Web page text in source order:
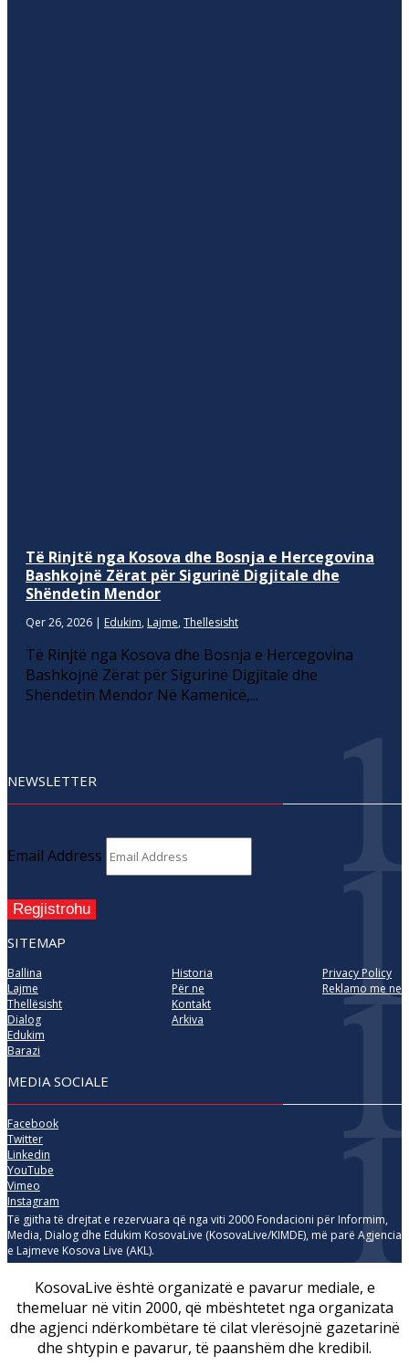
Të Rinjtë nga Kosova dhe Bosnja e Hercegovina
Bashkojnë Zërat për Sigurinë Digjitale dhe
Shëndetin Mendor
Qer 26, 2026 | Edukim, Lajme, Thellesisht
Të Rinjtë nga Kosova dhe Bosnja e Hercegovina
Bashkojnë Zërat për Sigurinë Digjitale dhe
Shëndetin Mendor Në Kamenicë,...
NEWSLETTER
Email Address
Regjistrohu
SITEMAP
Ballina
Lajme
Thellësisht
Dialog
Edukim
Barazi
Historia
Për ne
Kontakt
Arkiva
Privacy Policy
Reklamo me ne
MEDIA SOCIALE
Facebook
Twitter
Linkedin
YouTube
Vimeo
Instagram
Të gjitha të drejtat e rezervuara që nga viti 2000 Fondacioni për Informim,
Media, Dialog dhe Edukim KosovaLive (KosovaLive/KIMDE), më parë Agjencia
e Lajmeve Kosova Live (AKL).
KosovaLive është organizatë e pavarur mediale, e
themeluar në vitin 2000, që mbështetet nga organizata
dhe agjenci ndërkombëtare të cilat vlerësojnë gazetarinë
dhe shtypin e pavarur, të paanshëm dhe kredibil.